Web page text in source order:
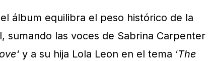
álbum equilibra el peso histórico de la
sumando las voces de Sabrina Carpenter
‘ y a su hija Lola Leon en el tema ‘The